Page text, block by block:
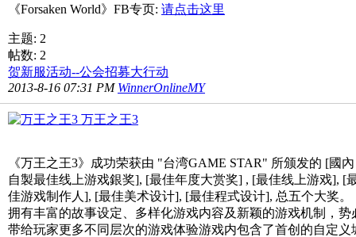
《Forsaken World》FB专页: 请点击这里
主题: 2
帖数: 2
贺新服活动--公会招募大行动
2013-8-16 07:31 PM WinnerOnlineMY
万王之王3
《万王之王3》成功荣获由 "台湾GAME STAR" 所颁发的 [國內
自製最佳线上游戏銀奖], [最佳年度大赏奖] , [最佳线上游戏], [
佳游戏制作人], [最佳美术设计], [最佳程式设计], 总五个大奖
拥有丰富的故事设定、多样化游戏内容及新颖的游戏机制，势
带给玩家更多不同层次的游戏体验游戏内包含了首创的自定义